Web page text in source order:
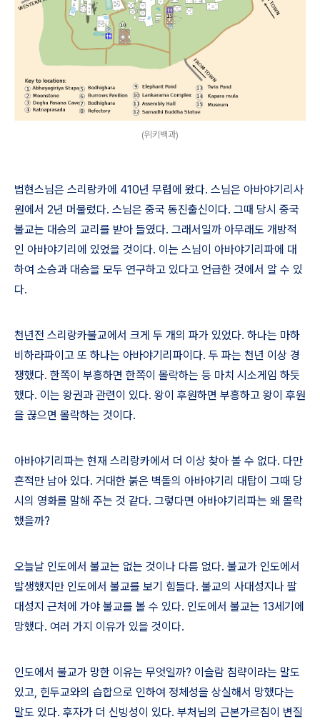
(위키백과)
법현스님은 스리랑카에 410년 무렵에 왔다. 스님은 아바야기리사
원에서 2년 머물렀다. 스님은 중국 동진출신이다. 그때 당시 중국
불교는 대승의 교리를 받아 들였다. 그래서일까 아무래도 개방적
인 아바야기리에 있었을 것이다. 이는 스님이 아바야기리파에 대
하여 소승과 대승을 모두 연구하고 있다고 언급한 것에서 알 수 있
다.
천년전 스리랑카불교에서 크게 두 개의 파가 있었다. 하나는 마하
비하라파이고 또 하나는 아바야기리파이다. 두 파는 천년 이상 경
쟁했다. 한쪽이 부흥하면 한쪽이 몰락하는 등 마치 시소게임 하듯
했다. 이는 왕권과 관련이 있다. 왕이 후원하면 부흥하고 왕이 후원
을 끊으면 몰락하는 것이다.
아바야기리파는 현재 스리랑카에서 더 이상 찾아 볼 수 없다. 다만
흔적만 남아 있다. 거대한 붉은 벽돌의 아바야기리 대탑이 그때 당
시의 영화를 말해 주는 것 같다. 그렇다면 아바야기리파는 왜 몰락
했을까?
오늘날 인도에서 불교는 없는 것이나 다름 없다. 불교가 인도에서
발생했지만 인도에서 불교를 보기 힘들다. 불교의 사대성지나 팔
대성지 근처에 가야 불교를 볼 수 있다. 인도에서 불교는 13세기에
망했다. 여러 가지 이유가 있을 것이다.
인도에서 불교가 망한 이유는 무엇일까? 이슬람 침략이라는 말도
있고, 힌두교와의 습합으로 인하여 정체성을 상실해서 망했다는
말도 있다. 후자가 더 신빙성이 있다. 부처님의 근본가르침이 변질